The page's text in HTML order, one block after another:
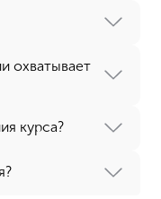
охватывает
курса?